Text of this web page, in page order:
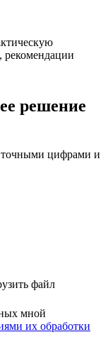
решение
цифрами и
файл
мной
их обработки